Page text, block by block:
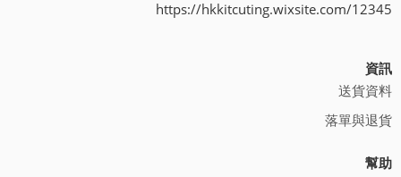
https://hkkitcuting.wixsite.com/12345
資訊
送貨資料
落單與退貨
幫助